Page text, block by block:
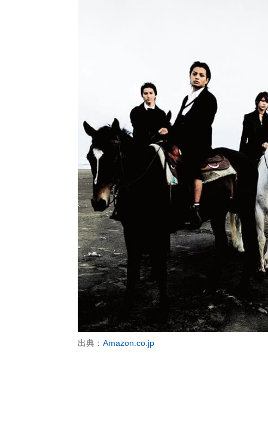
出典： Amazon.co.jp